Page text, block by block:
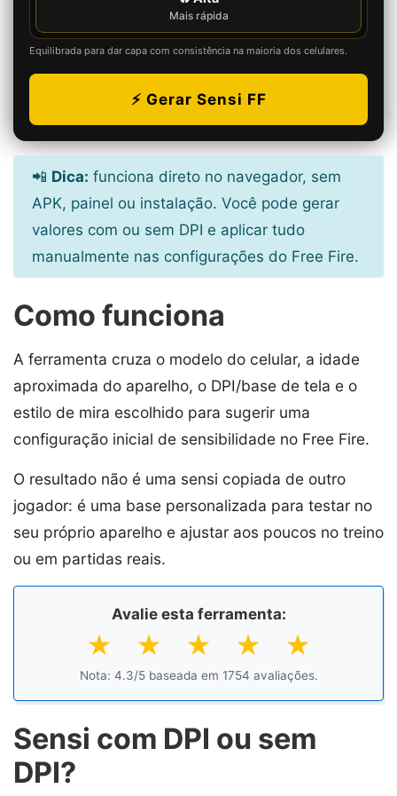
Mais rápida
Equilibrada para dar capa com consistência na maioria dos celulares.
⚡ Gerar Sensi FF
📲 Dica: funciona direto no navegador, sem
APK, painel ou instalação. Você pode gerar
valores com ou sem DPI e aplicar tudo
manualmente nas configurações do Free Fire.
Como funciona
A ferramenta cruza o modelo do celular, a idade
aproximada do aparelho, o DPI/base de tela e o
estilo de mira escolhido para sugerir uma
configuração inicial de sensibilidade no Free Fire.
O resultado não é uma sensi copiada de outro
jogador: é uma base personalizada para testar no
seu próprio aparelho e ajustar aos poucos no treino
ou em partidas reais.
Avalie esta ferramenta:
★ ★ ★ ★ ★
Nota: 4.3/5 baseada em 1754 avaliações.
Sensi com DPI ou sem
DPI?